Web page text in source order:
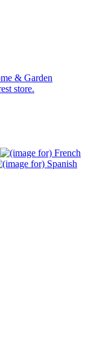
& Garden
store.